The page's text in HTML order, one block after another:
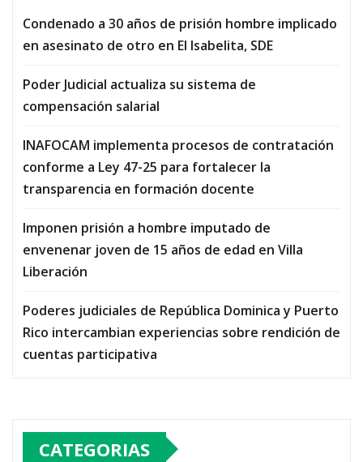
Condenado a 30 años de prisión hombre implicado
en asesinato de otro en El Isabelita, SDE
Poder Judicial actualiza su sistema de
compensación salarial
INAFOCAM implementa procesos de contratación
conforme a Ley 47-25 para fortalecer la
transparencia en formación docente
Imponen prisión a hombre imputado de
envenenar joven de 15 años de edad en Villa
Liberación
Poderes judiciales de República Dominica y Puerto
Rico intercambian experiencias sobre rendición de
cuentas participativa
CATEGORIAS